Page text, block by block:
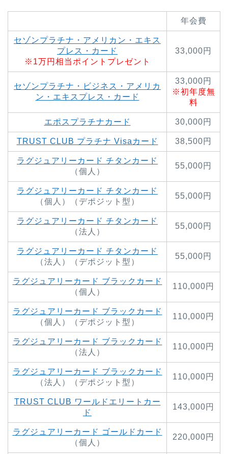
年会費
セゾンプラチナ・アメリカン・エキス
プレス・カード
※1万円相当ポイントプレゼント
33,000円
セゾンプラチナ・ビジネス・アメリカ
ン・エキスプレス・カード
33,000円
※初年度無
料
エポスプラチナカード 30,000円
TRUST CLUB プラチナ Visaカード 38,500円
ラグジュアリーカード チタンカード
（個人）
55,000円
ラグジュアリーカード チタンカード
（個人）（デポジット型）
55,000円
ラグジュアリーカード チタンカード
（法人）
55,000円
ラグジュアリーカード チタンカード
（法人）（デポジット型）
55,000円
ラグジュアリーカード ブラックカード
（個人）
110,000円
ラグジュアリーカード ブラックカード
（個人）（デポジット型）
110,000円
ラグジュアリーカード ブラックカード
（法人）
110,000円
ラグジュアリーカード ブラックカード
（法人）（デポジット型）
110,000円
TRUST CLUB ワールドエリートカー
ド
143,000円
ラグジュアリーカード ゴールドカード
（個人）
220,000円